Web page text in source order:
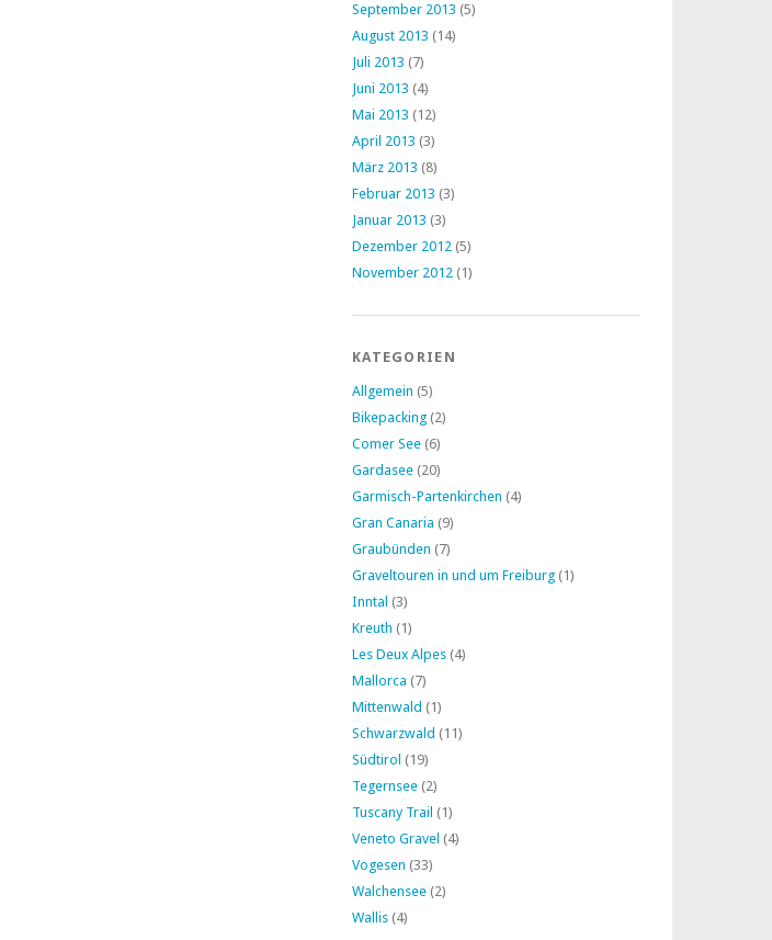
September 2013 (5)
August 2013 (14)
Juli 2013 (7)
Juni 2013 (4)
Mai 2013 (12)
April 2013 (3)
März 2013 (8)
Februar 2013 (3)
Januar 2013 (3)
Dezember 2012 (5)
November 2012 (1)
KATEGORIEN
Allgemein (5)
Bikepacking (2)
Comer See (6)
Gardasee (20)
Garmisch-Partenkirchen (4)
Gran Canaria (9)
Graubünden (7)
Graveltouren in und um Freiburg (1)
Inntal (3)
Kreuth (1)
Les Deux Alpes (4)
Mallorca (7)
Mittenwald (1)
Schwarzwald (11)
Südtirol (19)
Tegernsee (2)
Tuscany Trail (1)
Veneto Gravel (4)
Vogesen (33)
Walchensee (2)
Wallis (4)